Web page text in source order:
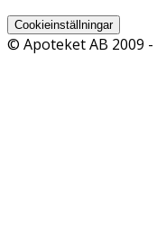
Cookieinställningar
© Apoteket AB 2009 -